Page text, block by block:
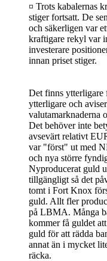
¤ Trots kabalernas
stiger fortsatt. De
och säkerligen var
kraftigare rekyl var
investerare
innan priset stiger.
Det finns ytterligare
ytterligare och
valutamarknaderna
Det behöver inte
avsevärt relativt
var "först" ut med
och nya större
Nyproducerat guld
tillgängligt så det
tomt i Fort Knox
guld. Allt fler
på LBMA. Många
kommer få guldet
guld för att rädda
annat än i mycket
räcka.